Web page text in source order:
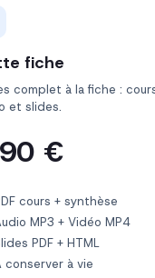
fiche
complet à la fiche :
et slides.
€
cours + synthèse
MP3 + Vidéo MP4
PDF + HTML
conserver à vie